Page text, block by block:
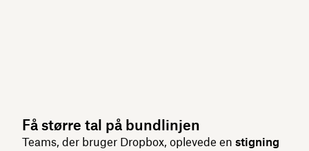
Få større tal på bundlinjen
Teams, der bruger Dropbox, oplevede en stigning